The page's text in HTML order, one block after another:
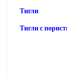
Тигли
Тигли с